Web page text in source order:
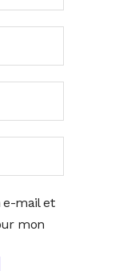
e-mail et
mon